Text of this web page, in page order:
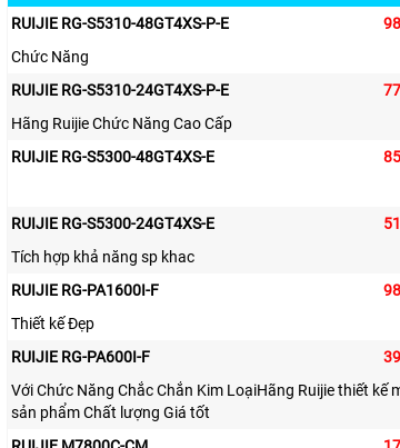
RUIJIE RG-S5310-48GT4XS-P-E
Chức Năng
RUIJIE RG-S5310-24GT4XS-P-E
Hãng Ruijie Chức Năng Cao Cấp
RUIJIE RG-S5300-48GT4XS-E
RUIJIE RG-S5300-24GT4XS-E
Tích hợp khả năng sp khac
RUIJIE RG-PA1600I-F
Thiết kế Đẹp
RUIJIE RG-PA600I-F
Với Chức Năng Chắc Chắn Kim LoạiHãng Ruijie thiết
sản phẩm Chất lượng Giá tốt